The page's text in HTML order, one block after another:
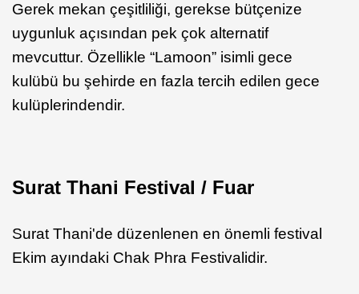
Gerek mekan çeşitliliği, gerekse bütçenize
uygunluk açısından pek çok alternatif
mevcuttur. Özellikle “Lamoon” isimli gece
kulübü bu şehirde en fazla tercih edilen gece
kulüplerindendir.
Surat Thani Festival / Fuar
Surat Thani'de düzenlenen en önemli festival
Ekim ayındaki Chak Phra Festivalidir.